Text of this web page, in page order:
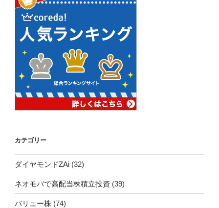
カテゴリー
ダイヤモンドZAi (32)
ネオモバで高配当株積立投資 (39)
バリュー株 (74)